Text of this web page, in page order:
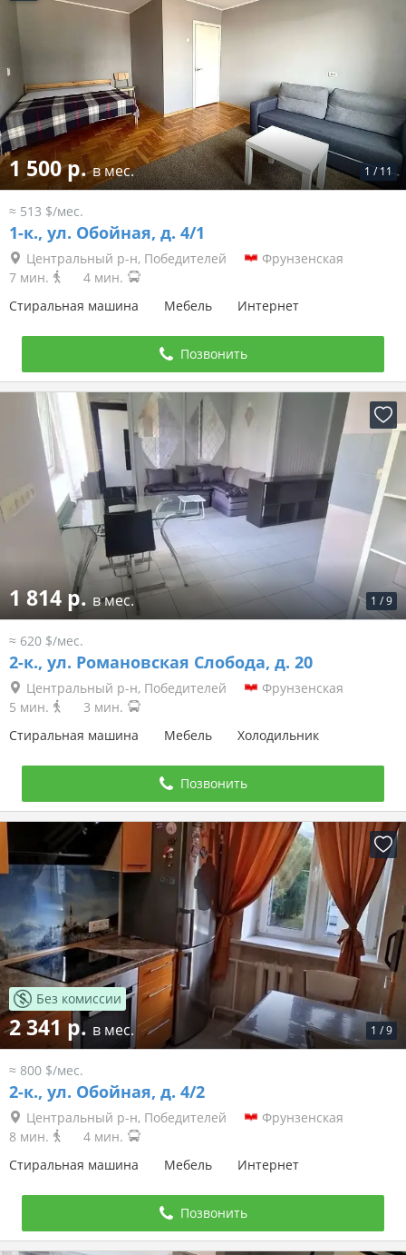
1 / 11
1 500 р.в мес.
≈ 513 $/мес.
1-к., ул. Обойная, д. 4/1
Центральный р-н, Победителей
Фрунзенская
7 мин.
4 мин.
Стиральная машина
Мебель Интернет
Позвонить
1 /9
1 814 р.в мес.
≈ 620 $/мес.
2-к., ул. Романовская Слобода, д. 20
Центральный р-н, Победителей
Фрунзенская
5 мин.
3 мин.
Стиральная машина
Мебель Холодильник
Позвонить
1 /9
Без комиссии
2 341 р.в мес.
≈ 800 $/мес.
2-к., ул. Обойная, д. 4/2
Центральный р-н, Победителей
Фрунзенская
8 мин.
4 мин.
Стиральная машина
Мебель Интернет
Позвонить